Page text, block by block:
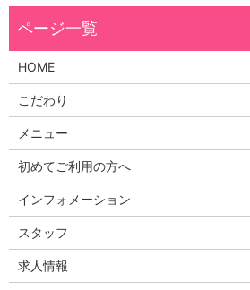
HOME
こだわり
メニュー
初めてご利用の方へ
インフォメーション
スタッフ
求人情報